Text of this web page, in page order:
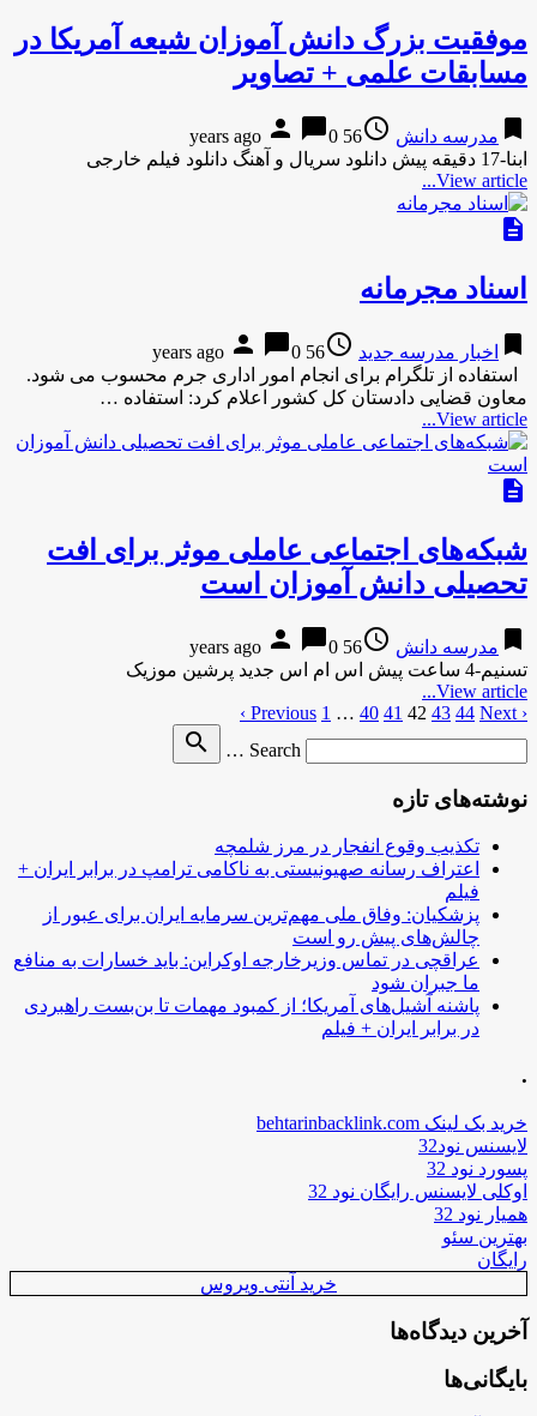
موفقیت بزرگ دانش آموزان شیعه آمریکا در
مسابقات علمی + تصاویر
bookmark مدرسه دانش access_time
56 years ago
person chat_bubble0
ابنا-17 دقیقه پیش دانلود سریال و آهنگ دانلود فیلم خارجی
View article...
description
اسناد مجرمانه
bookmark اخبار مدرسه جدید access_time
56 years ago
person chat_bubble0
استفاده از تلگرام برای انجام امور اداری جرم محسوب می شود.
معاون قضایی دادستان کل کشور اعلام کرد: استفاده …
View article...
description
شبکه‌های اجتماعی عاملی موثر برای افت
تحصیلی دانش آموزان است
bookmark مدرسه دانش access_time
56 years ago
person chat_bubble0
تسنیم-4 ساعت پیش اس ام اس جدید پرشین موزیک
View article...
صفحه‌بندی‹ Previous
1 … 40 41 42 43 44 Next ›
Search …
search
نوشته‌های تازه
تکذیب وقوع انفجار در مرز شلمچه
اعتراف رسانه صهیونیستی به ناکامی ترامپ در برابر ایران +
فیلم
پزشکیان: وفاق ملی مهم‌ترین سرمایه ایران برای عبور از
چالش‌های پیش رو است
عراقچی در تماس وزیرخارجه اوکراین: باید خسارات به منافع
ما جبران شود
پاشنه آشیل‌های آمریکا؛ از کمبود مهمات تا بن‌بست راهبردی
در برابر ایران + فیلم
.
خرید بک لینک behtarinbacklink.com
لایسنس نود32
پسورد نود 32
اوکلی لایسنس رایگان نود 32
همیار نود 32
بهترین سئو
رایگان
خرید آنتی ویروس
آخرین دیدگاه‌ها
بایگانی‌ها